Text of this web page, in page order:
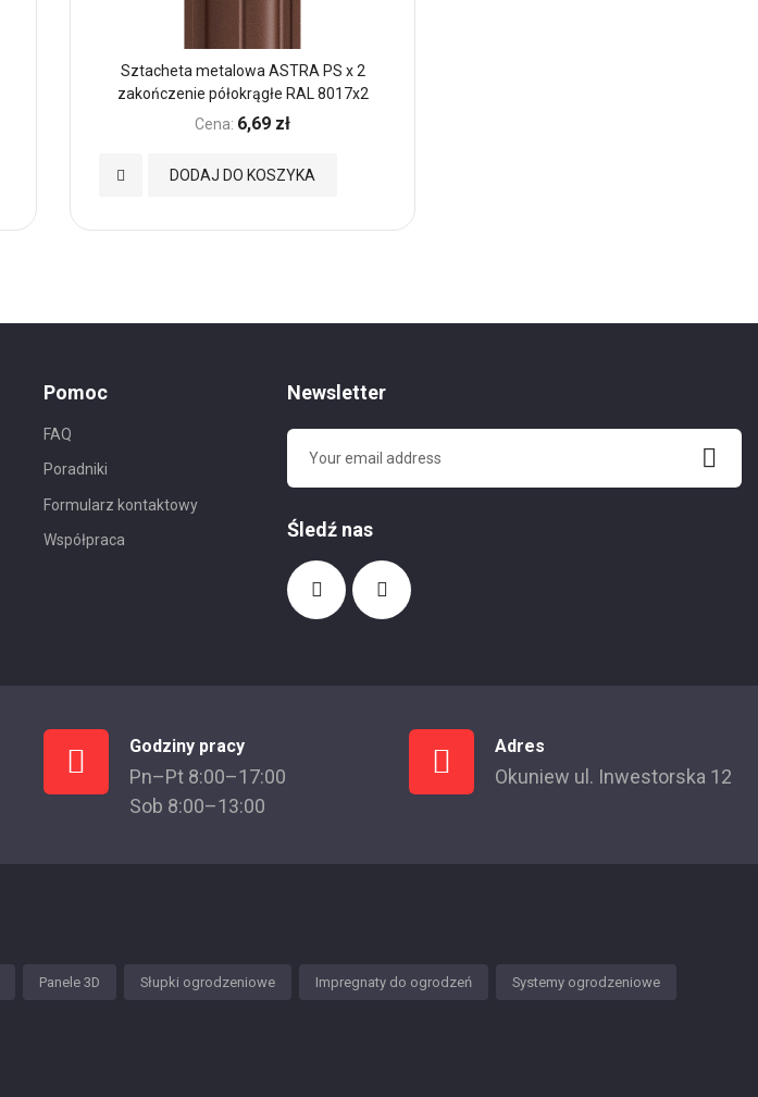
Sztacheta metalowa ASTRA PS x 2
zakończenie półokrągłe RAL 8017x2
Cena: 6,69 zł
DODAJ DO KOSZYKA
Dodaj
Pomoc
FAQ
Poradniki
Formularz kontaktowy
Współpraca
Newsletter
Śledź nas
Godziny pracy
Pn–Pt 8:00–17:00
Sob 8:00–13:00
Adres
Okuniew ul. Inwestorska 12
Panele 3D Słupki ogrodzeniowe Impregnaty do ogrodzeń Systemy ogrodzeniowe